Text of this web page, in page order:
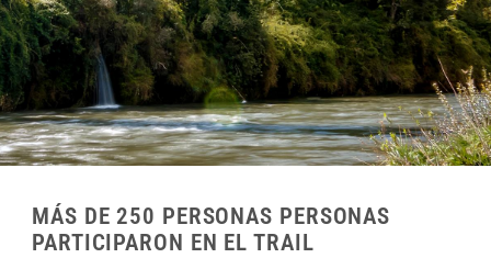
MÁS DE 250 PERSONAS PERSONAS
PARTICIPARON EN EL TRAIL